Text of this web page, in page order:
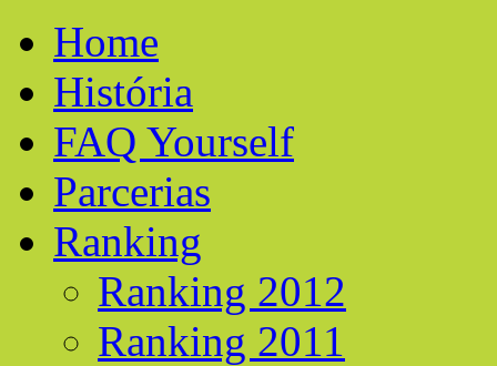
Home
História
FAQ Yourself
Parcerias
Ranking
Ranking 2012
Ranking 2011